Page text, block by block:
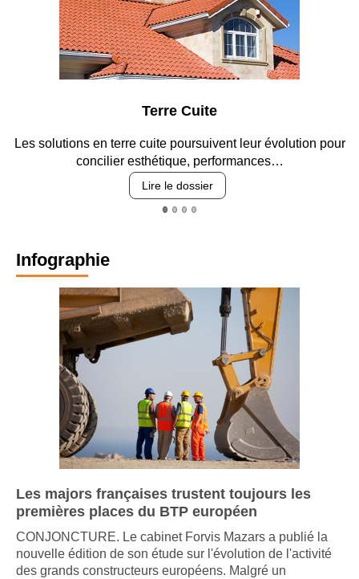
Terre Cuite
Les solutions en terre cuite poursuivent leur évolution pour
concilier esthétique, performances…
Lire le dossier
Infographie
Les majors françaises trustent toujours les
premières places du BTP européen
CONJONCTURE. Le cabinet Forvis Mazars a publié la
nouvelle édition de son étude sur l'évolution de l'activité
des grands constructeurs européens. Malgré un